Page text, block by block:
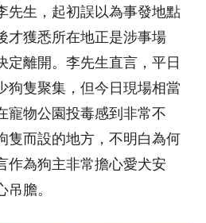
先生，起初誤以為事發地點
才獲悉所在地正是涉事場
定離開。李先生直言，平日
狗隻聚集，但今日現場相當
寵物公園投毒感到非常不
隻而設的地方，不明白為何
作為狗主非常擔心愛犬安
膽。